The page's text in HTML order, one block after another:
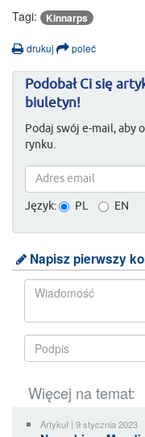
Tagi:
Kinnarps
drukuj poleć
Podobał Ci się
biuletyn!
Podaj swój e-mail, aby
rynku.
Język: PL EN
Napisz pierwszy
Więcej na temat:
Artykuł | 9 stycznia 2023